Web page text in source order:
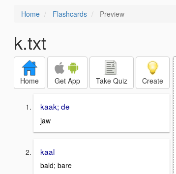
Home Flashcards Preview
k.txt
Home Get App Take Quiz Create
kaak; de
jaw
kaal
bald; bare